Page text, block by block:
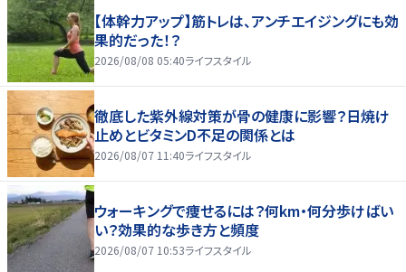
【体幹力アップ】筋トレは、アンチエイジングにも効
果的だった！？
2026/08/08 05:40ライフスタイル
徹底した紫外線対策が骨の健康に影響？日焼け
止めとビタミンD不足の関係とは
2026/08/07 11:40ライフスタイル
ウォーキングで痩せるには？何km・何分歩けばい
い？効果的な歩き方と頻度
2026/08/07 10:53ライフスタイル